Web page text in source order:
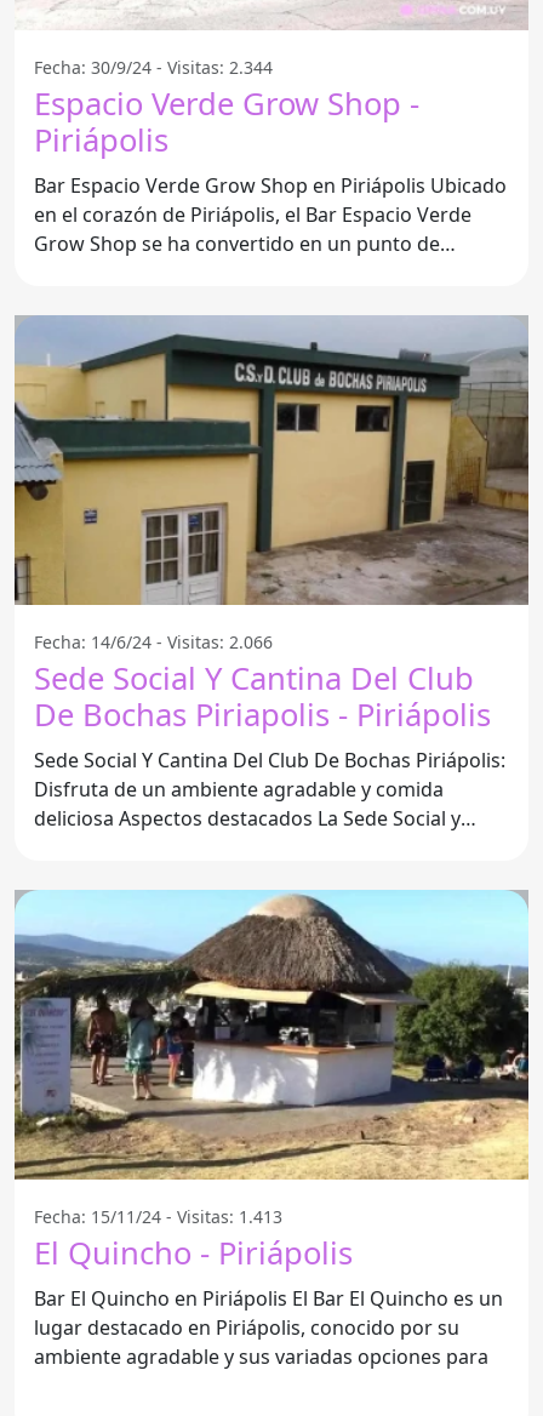
Fecha: 30/9/24 - Visitas: 2.344
Espacio Verde Grow Shop -
Piriápolis
Bar Espacio Verde Grow Shop en Piriápolis Ubicado
en el corazón de Piriápolis, el Bar Espacio Verde
Grow Shop se ha convertido en un punto de
Fecha: 14/6/24 - Visitas: 2.066
Sede Social Y Cantina Del Club
De Bochas Piriapolis - Piriápolis
Sede Social Y Cantina Del Club De Bochas Piriápolis:
Disfruta de un ambiente agradable y comida
deliciosa Aspectos destacados La Sede Social y
Fecha: 15/11/24 - Visitas: 1.413
El Quincho - Piriápolis
Bar El Quincho en Piriápolis El Bar El Quincho es un
lugar destacado en Piriápolis, conocido por su
ambiente agradable y sus variadas opciones para